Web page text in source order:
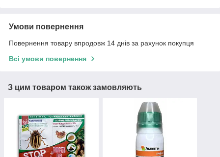
Умови повернення
Повернення товару впродовж 14 днів за рахунок покупця
Всі умови повернення
З цим товаром також замовляють